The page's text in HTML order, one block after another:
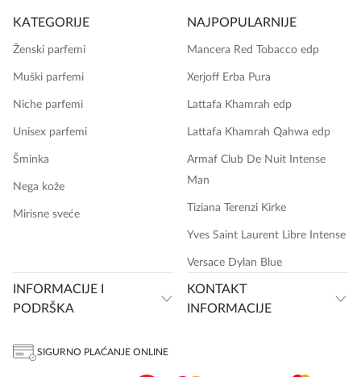
KATEGORIJE
Ženski parfemi
Muški parfemi
Niche parfemi
Unisex parfemi
Šminka
Nega kože
Mirisne sveće
NAJPOPULARNIJE
Mancera Red Tobacco edp
Xerjoff Erba Pura
Lattafa Khamrah edp
Lattafa Khamrah Qahwa edp
Armaf Club De Nuit Intense
Man
Tiziana Terenzi Kirke
Yves Saint Laurent Libre Intense
Versace Dylan Blue
INFORMACIJE I
PODRŠKA
KONTAKT
INFORMACIJE
SIGURNO PLAĆANJE ONLINE